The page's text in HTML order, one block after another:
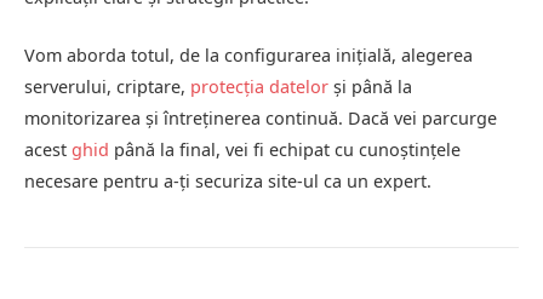
Vom aborda totul, de la configurarea inițială, alegerea
serverului, criptare, protecția datelor și până la
monitorizarea și întreținerea continuă. Dacă vei parcurge
acest ghid până la final, vei fi echipat cu cunoștințele
necesare pentru a-ți securiza site-ul ca un expert.